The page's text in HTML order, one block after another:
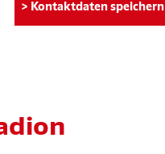
> Kontaktdaten speichern